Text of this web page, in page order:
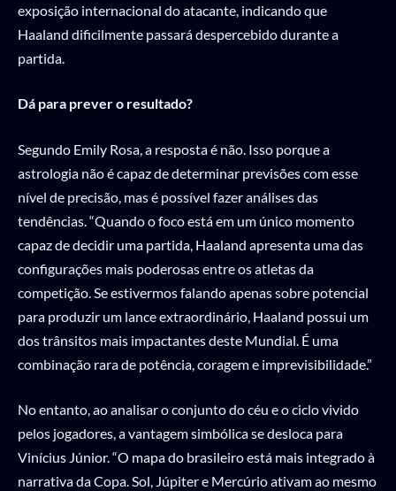
exposição internacional do atacante, indicando que
Haaland dificilmente passará despercebido durante a
partida.
Dá para prever o resultado?
Segundo Emily Rosa, a resposta é não. Isso porque a
astrologia não é capaz de determinar previsões com esse
nível de precisão, mas é possível fazer análises das
tendências. “Quando o foco está em um único momento
capaz de decidir uma partida, Haaland apresenta uma das
configurações mais poderosas entre os atletas da
competição. Se estivermos falando apenas sobre potencial
para produzir um lance extraordinário, Haaland possui um
dos trânsitos mais impactantes deste Mundial. É uma
combinação rara de potência, coragem e imprevisibilidade.”
No entanto, ao analisar o conjunto do céu e o ciclo vivido
pelos jogadores, a vantagem simbólica se desloca para
Vinícius Júnior. “O mapa do brasileiro está mais integrado à
narrativa da Copa. Sol, Júpiter e Mercúrio ativam ao mesmo